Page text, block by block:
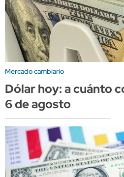
Mercado cambiario
Dólar hoy: a cuánto
6 de agosto